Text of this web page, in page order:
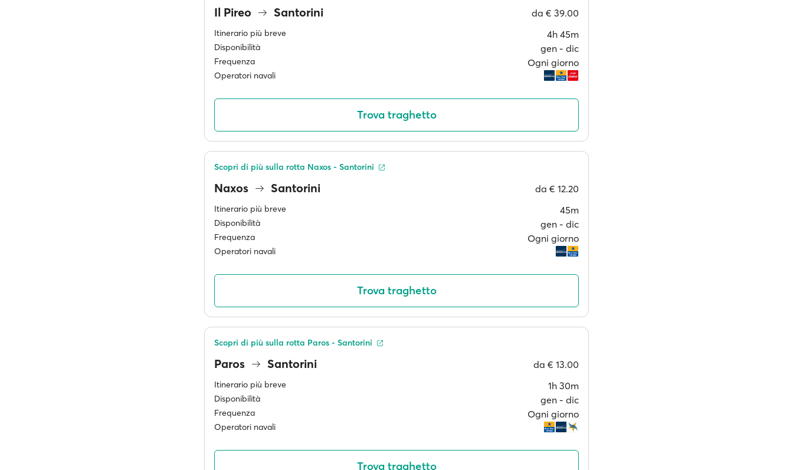
Il Pireo Santorini da € 39.00
Itinerario più breve 4h 45m
Disponibilità gen ‐ dic
Frequenza Ogni giorno
Operatori navali
Trova traghetto
Naxos Santorini da € 12.20
Itinerario più breve 45m
Disponibilità gen ‐ dic
Frequenza Ogni giorno
Operatori navali
Scopri di più sulla rotta Naxos - Santorini
Trova traghetto
Paros Santorini da € 13.00
Itinerario più breve 1h 30m
Disponibilità gen ‐ dic
Frequenza Ogni giorno
Operatori navali
Scopri di più sulla rotta Paros - Santorini
Trova traghetto